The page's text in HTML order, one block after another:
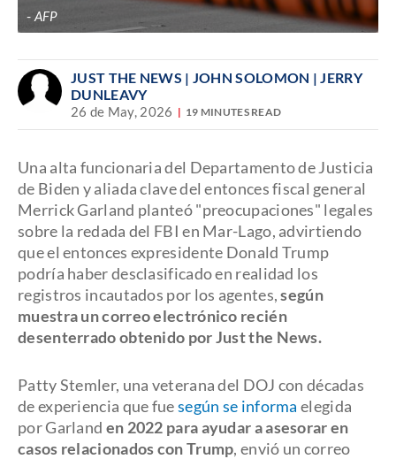
AFP
JUST THE NEWS | JOHN SOLOMON | JERRY
DUNLEAVY
26 de May, 2026 19 MINUTES READ
Una alta funcionaria del Departamento de Justicia
de Biden y aliada clave del entonces fiscal general
Merrick Garland planteó "preocupaciones" legales
sobre la redada del FBI en Mar-Lago, advirtiendo
que el entonces expresidente Donald Trump
podría haber desclasificado en realidad los
registros incautados por los agentes,según
muestra un correo electrónico recién
desenterrado obtenido por Just the News.
Patty Stemler, una veterana del DOJ con décadas
de experiencia que fuesegún se informa elegida
por Garland en 2022 para ayudar a asesorar en
casos relacionados con Trump, envió un correo